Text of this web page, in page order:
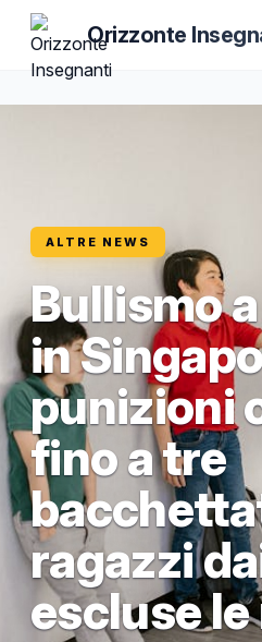
Orizzonte
ALTRE NEWS
Bullismo
in
punizioni
fino a tre
ragazzi
escluse